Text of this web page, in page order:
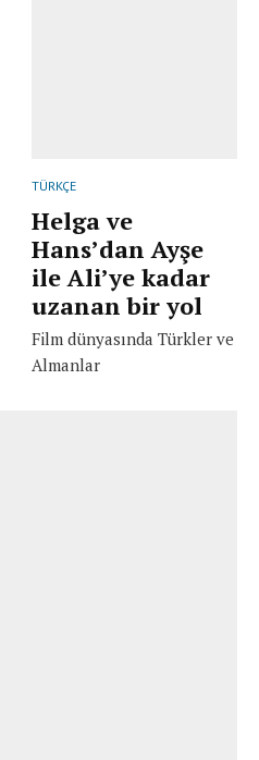
TÜRKÇE
Helga ve
Hans’dan Ayşe
ile Ali’ye kadar
uzanan bir yol
Film dünyasında Türkler ve
Almanlar